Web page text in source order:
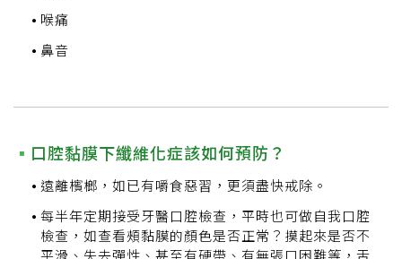
喉痛
鼻音
口腔黏膜下纖維化症該如何預防？
遠離檳榔，如已有嚼食惡習，更須盡快戒除。
每半年定期接受牙醫口腔檢查，平時也可做自我口腔
檢查，如查看頰黏膜的顏色是否正常？摸起來是否不